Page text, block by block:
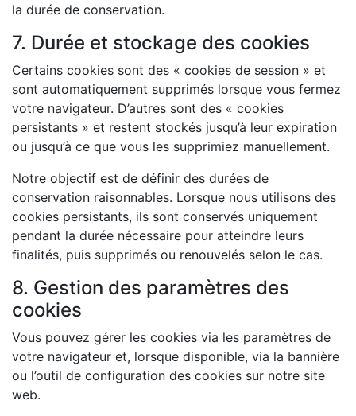
la durée de conservation.
7. Durée et stockage des cookies
Certains cookies sont des « cookies de session » et
sont automatiquement supprimés lorsque vous fermez
votre navigateur. D’autres sont des « cookies
persistants » et restent stockés jusqu’à leur expiration
ou jusqu’à ce que vous les supprimiez manuellement.
Notre objectif est de définir des durées de
conservation raisonnables. Lorsque nous utilisons des
cookies persistants, ils sont conservés uniquement
pendant la durée nécessaire pour atteindre leurs
finalités, puis supprimés ou renouvelés selon le cas.
8. Gestion des paramètres des
cookies
Vous pouvez gérer les cookies via les paramètres de
votre navigateur et, lorsque disponible, via la bannière
ou l’outil de configuration des cookies sur notre site
web.